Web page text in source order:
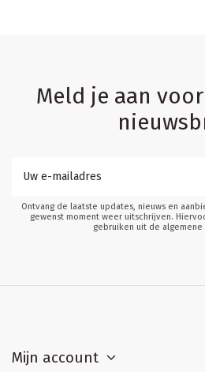
Meld je aan
Ontvang de laatste updates, nieuws en
gewenst moment weer uitschrijven.
gebruiken uit de algemene
Mijn account